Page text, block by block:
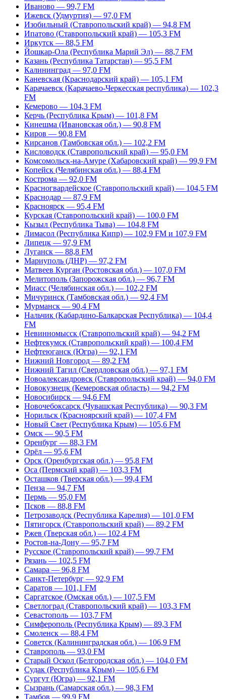
Иваново — 99,7 FM
Ижевск (Удмуртия) — 97,0 FM
Изобильный (Ставропольский край) — 94,8 FM
Ипатово (Ставропольский край) — 105,3 FM
Иркутск — 88,5 FM
Йошкар-Ола (Республика Марий Эл) — 88,7 FM
Казань (Республика Татарстан) — 95,5 FM
Калининград — 97,0 FM
Каневская (Краснодарский край) — 105,1 FM
Карачаевск (Карачаево-Черкесская республика) — 102,3
FM
Кемерово — 104,3 FM
Керчь (Республика Крым) — 101,8 FM
Кинешма (Ивановская обл.) — 90,8 FM
Киров — 90,8 FM
Кирсанов (Тамбовская обл.) — 102,2 FM
Кисловодск (Ставропольский край) — 95,0 FM
Комсомольск-на-Амуре (Хабаровский край) — 99,9 FM
Копейск (Челябинская обл.) — 88,4 FM
Кострома — 92,0 FM
Красногвардейское (Ставропольский край) — 104,5 FM
Краснодар — 87,9 FM
Красноярск — 95,4 FM
Курская (Ставропольский край) — 100,0 FM
Кызыл (Республика Тыва) — 104,8 FM
Лимасол (Республика Кипр) — 102,9 FM и 107,9 FM
Липецк — 97,9 FM
Луганск — 88,8 FM
Мариуполь (ДНР) — 97,2 FM
Матвеев Курган (Ростовская обл.) — 107,0 FM
Мелитополь (Запорожская обл.) — 96,7 FM
Миасс (Челябинская обл.) — 102,2 FM
Мичуринск (Тамбовская обл.) — 92,4 FM
Мурманск — 90,4 FM
Нальчик (Кабардино-Балкарская Республика) — 104,4
FM
Невинномысск (Ставропольский край) — 94,2 FM
Нефтекумск (Ставропольский край) — 100,4 FM
Нефтеюганск (Югра) — 92,1 FM
Нижний Новгород — 89,2 FM
Нижний Тагил (Свердловская обл.) — 97,1 FM
Новоалександровск (Ставропольский край) — 94,0 FM
Новокузнецк (Кемеровская область) — 94,2 FM
Новосибирск — 94,6 FM
Новочебоксарск (Чувашская Республика) — 90,3 FM
Норильск (Красноярский край) — 107,4 FM
Новый Свет (Республика Крым) — 105,6 FM
Омск — 90,5 FM
Оренбург — 88,3 FM
Орёл — 95,6 FM
Орск (Оренбургская обл.) — 95,8 FM
Оса (Пермский край) — 103,3 FM
Осташков (Тверская обл.) — 99,4 FM
Пенза — 94,7 FM
Пермь — 95,0 FM
Псков — 88,8 FM
Петрозаводск (Республика Карелия) — 101,0 FM
Пятигорск (Ставропольский край) — 89,2 FM
Ржев (Тверская обл.) — 102,4 FM
Ростов-на-Дону — 95,7 FM
Русское (Ставропольский край) — 99,7 FM
Рязань — 102,5 FM
Самара — 96,8 FM
Санкт-Петербург — 92,9 FM
Саратов — 101,1 FM
Саргатское (Омская обл.) — 107,5 FM
Светлоград (Ставропольский край) — 103,3 FM
Севастополь — 103,7 FM
Симферополь (Республика Крым) — 89,3 FM
Смоленск — 88,4 FM
Советск (Калининградская обл.) — 106,9 FM
Ставрополь — 93,0 FM
Старый Оскол (Белгородская обл.) — 104,0 FM
Судак (Республика Крым) — 105,6 FM
Сургут (Югра) — 92,1 FM
Сызрань (Самарская обл.) — 98,3 FM
Тамбов — 99,9 FM